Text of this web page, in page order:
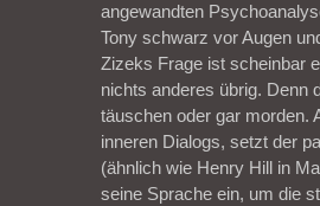
angewandten
Tony schwarz vor Augen
Zizeks Frage ist scheinbar
nichts anderes übrig. Denn
täuschen oder gar morden.
inneren Dialogs, setzt der
(ähnlich wie Henry Hill in
seine Sprache ein, um die